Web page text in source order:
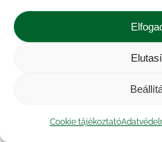
Cookie tájékoztató